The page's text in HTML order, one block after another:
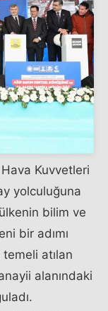
Kuvvetleri
yolculuğuna
bilim ve
bir adımı
atılan
alanındaki